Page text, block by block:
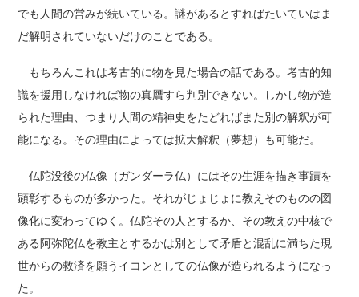
でも人間の営みが続いている。謎があるとすればたいていはま
だ解明されていないだけのことである。
もちろんこれは考古的に物を見た場合の話である。考古的知
識を援用しなければ物の真贋すら判別できない。しかし物が造
られた理由、つまり人間の精神史をたどればまた別の解釈が可
能になる。その理由によっては拡大解釈（夢想）も可能だ。
仏陀没後の仏像（ガンダーラ仏）にはその生涯を描き事蹟を
顕彰するものが多かった。それがじょじょに教えそのものの図
像化に変わってゆく。仏陀その人とするか、その教えの中核で
ある阿弥陀仏を教主とするかは別として矛盾と混乱に満ちた現
世からの救済を願うイコンとしての仏像が造られるようになっ
た。